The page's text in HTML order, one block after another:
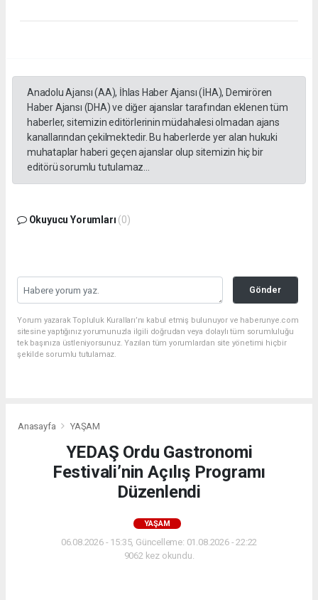
Anadolu Ajansı (AA), İhlas Haber Ajansı (İHA), Demirören
Haber Ajansı (DHA) ve diğer ajanslar tarafından eklenen tüm
haberler, sitemizin editörlerinin müdahalesi olmadan ajans
kanallarından çekilmektedir. Bu haberlerde yer alan hukuki
muhataplar haberi geçen ajanslar olup sitemizin hiç bir
editörü sorumlu tutulamaz...
Okuyucu Yorumları (0)
Gönder
Yorum yazarak Topluluk Kuralları’nı kabul etmiş bulunuyor ve haberunye.com
sitesine yaptığınız yorumunuzla ilgili doğrudan veya dolaylı tüm sorumluluğu
tek başınıza üstleniyorsunuz. Yazılan tüm yorumlardan site yönetimi hiçbir
şekilde sorumlu tutulamaz.
Anasayfa YAŞAM
YEDAŞ Ordu Gastronomi
Festivali’nin Açılış Programı
Düzenlendi
YAŞAM
06.08.2026 - 15:35, Güncelleme: 01.08.2026 - 22:22
9062 kez okundu.